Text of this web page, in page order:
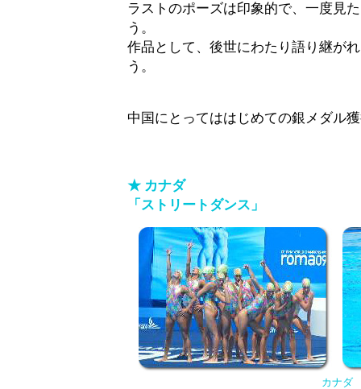
ラストのポーズは印象的で、一度見
う。
作品として、後世にわたり語り継が
う。
中国にとってははじめての銀メダル
★ カナダ
「ストリートダンス」
カナダ